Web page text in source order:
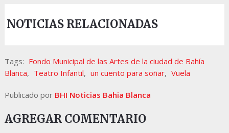
NOTICIAS RELACIONADAS
Tags: Fondo Municipal de las Artes de la ciudad de Bahía
Blanca, Teatro Infantil, un cuento para soñar, Vuela
Publicado por BHI Noticias Bahia Blanca
AGREGAR COMENTARIO